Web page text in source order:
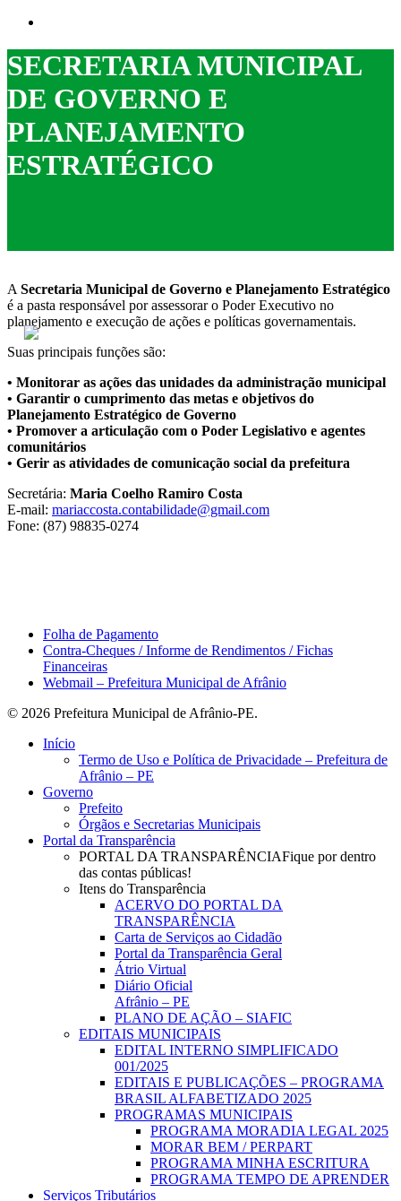
SECRETARIA MUNICIPAL
DE GOVERNO E
PLANEJAMENTO
ESTRATÉGICO
ASecretaria Municipal de Governo e Planejamento Estratégico
é a pasta responsável por assessorar o Poder Executivo no
planejamento e execução de ações e políticas governamentais.
Suas principais funções são:
• Monitorar as ações das unidades da administração municipal
• Garantir o cumprimento das metas e objetivos do
Planejamento Estratégico de Governo
• Promover a articulação com o Poder Legislativo e agentes
comunitários
• Gerir as atividades de comunicação social da prefeitura
Secretária: Maria Coelho Ramiro Costa
E-mail: mariaccosta.contabilidade@gmail.com
Fone: (87) 98835-0274
Folha de Pagamento
Contra-Cheques / Informe de Rendimentos / Fichas
Financeiras
Webmail – Prefeitura Municipal de Afrânio
© 2026 Prefeitura Municipal de Afrânio-PE.
Close
Início
Termo de Uso e Política de Privacidade – Prefeitura de
Afrânio – PE
Governo
Prefeito
Órgãos e Secretarias Municipais
Portal da Transparência
PORTAL DA TRANSPARÊNCIAFique por dentro
das contas públicas!
Itens do Transparência
ACERVO DO PORTAL DA
TRANSPARÊNCIA
Carta de Serviços ao Cidadão
Portal da Transparência Geral
Átrio Virtual
Diário Oficial
Afrânio – PE
PLANO DE AÇÃO – SIAFIC
EDITAIS MUNICIPAIS
EDITAL INTERNO SIMPLIFICADO
001/2025
EDITAIS E PUBLICAÇÕES – PROGRAMA
BRASIL ALFABETIZADO 2025
PROGRAMAS MUNICIPAIS
PROGRAMA MORADIA LEGAL 2025
MORAR BEM / PERPART
PROGRAMA MINHA ESCRITURA
PROGRAMA TEMPO DE APRENDER
Serviços Tributários